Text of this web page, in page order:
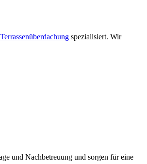
Terrassenüberdachung spezialisiert. Wir
und Nachbetreuung und sorgen für eine